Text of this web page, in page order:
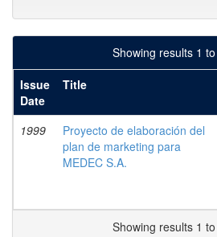
Showing results 1
Issue
Date
Title
1999
Proyecto de elaboración del
plan de marketing para
MEDEC S.A.
Showing results 1